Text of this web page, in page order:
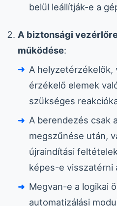
belül leállítják-e a
A biztonsági
működése:
A helyzetérzékelők,
érzékelő elemek
szükséges
A berendezés csak
megszűnése után,
újraindítási
képes-e visszatérni
Megvan-e a logikai
automatizálási